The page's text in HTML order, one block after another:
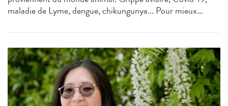
maladie de Lyme, dengue, chikungunya... Pour mieux...